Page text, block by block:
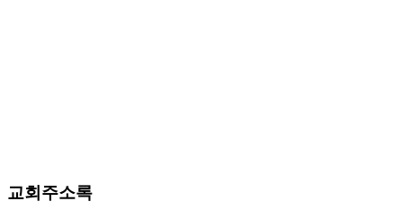
트
교회주소록